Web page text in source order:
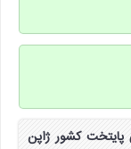
کشور ژاپن